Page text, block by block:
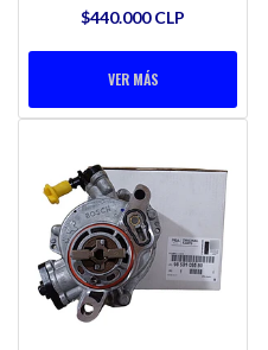
$440.000 CLP
VER MÁS